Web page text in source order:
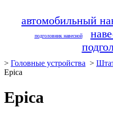
автомобильный
подголовник навесной
> Головные устройства >
Epica
Epica